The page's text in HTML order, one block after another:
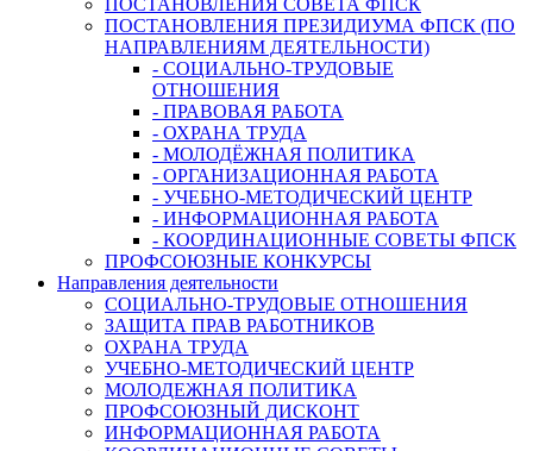
ПОСТАНОВЛЕНИЯ СОВЕТА ФПСК
ПОСТАНОВЛЕНИЯ ПРЕЗИДИУМА ФПСК (ПО
НАПРАВЛЕНИЯМ ДЕЯТЕЛЬНОСТИ)
- СОЦИАЛЬНО-ТРУДОВЫЕ
ОТНОШЕНИЯ
- ПРАВОВАЯ РАБОТА
- ОХРАНА ТРУДА
- МОЛОДЁЖНАЯ ПОЛИТИКА
- ОРГАНИЗАЦИОННАЯ РАБОТА
- УЧЕБНО-МЕТОДИЧЕСКИЙ ЦЕНТР
- ИНФОРМАЦИОННАЯ РАБОТА
- КООРДИНАЦИОННЫЕ СОВЕТЫ ФПСК
ПРОФСОЮЗНЫЕ КОНКУРСЫ
Направления деятельности
СОЦИАЛЬНО-ТРУДОВЫЕ ОТНОШЕНИЯ
ЗАЩИТА ПРАВ РАБОТНИКОВ
ОХРАНА ТРУДА
УЧЕБНО-МЕТОДИЧЕСКИЙ ЦЕНТР
МОЛОДЕЖНАЯ ПОЛИТИКА
ПРОФСОЮЗНЫЙ ДИСКОНТ
ИНФОРМАЦИОННАЯ РАБОТА